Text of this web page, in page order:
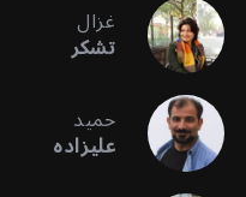
غزال
تشکر
حمید
علیزاده